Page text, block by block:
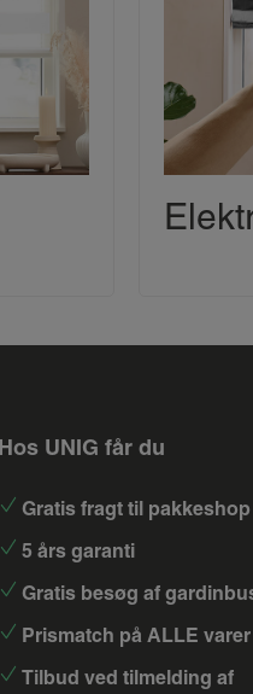
Hos UNIG får du
Gratis fragt til pakkeshop
5 års garanti
Gratis besøg af
Prismatch på ALLE varer
Tilbud ved tilmelding af